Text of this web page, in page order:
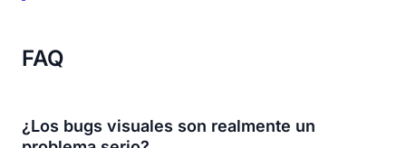
FAQ
¿Los bugs visuales son realmente un